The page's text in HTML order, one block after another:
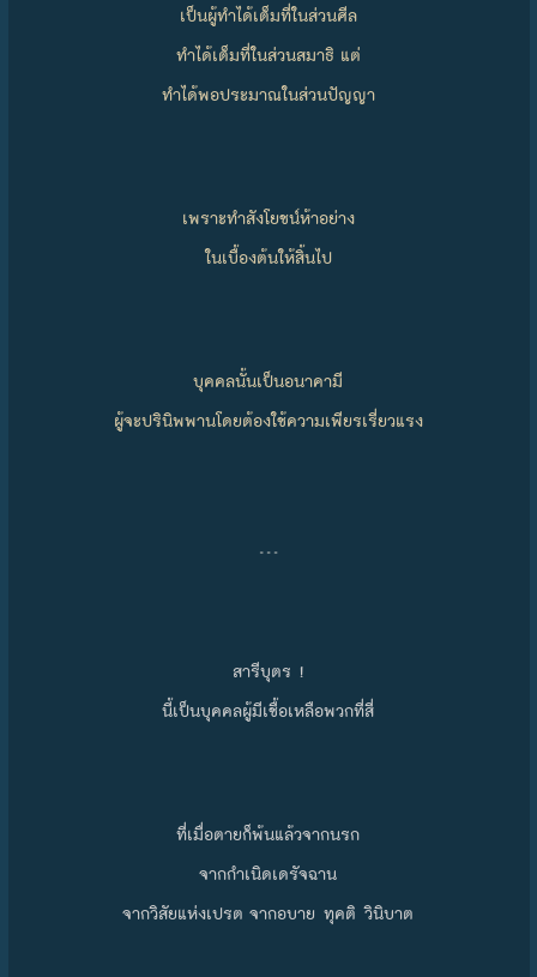
เป็นผู้ทำได้เต็มที่ในส่วนศีล
ทำได้เต็มที่ในส่วนสมาธิ แต่
ทำได้พอประมาณในส่วนปัญญา
เพราะทำสังโยชน์ห้าอย่าง
ในเบื้องต้นให้สิ้นไป
บุคคลนั้นเป็นอนาคามี
ผู้จะปรินิพพานโดยต้องใช้ความเพียรเรี่ยวแรง
…
สารีบุตร !
นี้เป็นบุคคลผู้มีเชื้อเหลือพวกที่สี่
ที่เมื่อตายก็พ้นแล้วจากนรก
จากกำเนิดเดรัจฉาน
จากวิสัยแห่งเปรต จากอบาย ทุคติ วินิบาต